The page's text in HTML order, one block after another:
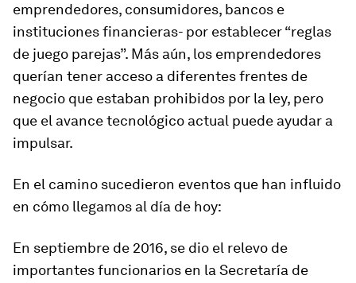
emprendedores, consumidores, bancos e
instituciones financieras- por establecer “reglas
de juego parejas”. Más aún, los emprendedores
querían tener acceso a diferentes frentes de
negocio que estaban prohibidos por la ley, pero
que el avance tecnológico actual puede ayudar a
impulsar.
En el camino sucedieron eventos que han influido
en cómo llegamos al día de hoy:
En septiembre de 2016, se dio el relevo de
importantes funcionarios en la Secretaría de